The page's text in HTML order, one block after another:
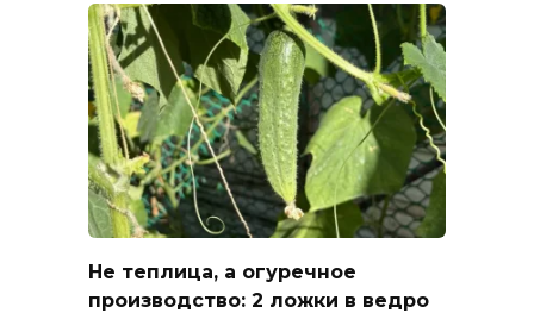
Не теплица, а огуречное
производство: 2 ложки в ведро